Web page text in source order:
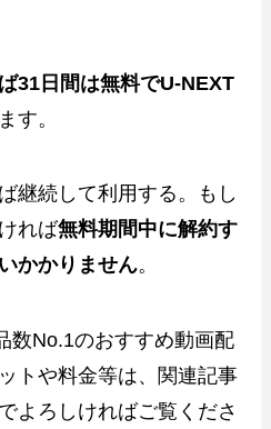
31日間は無料でU-NEXT
す。
継続して利用する。もし
れば無料期間中に解約す
かかりません。
数No.1のおすすめ動画配
トや料金等は、関連記事
よろしければご覧くださ